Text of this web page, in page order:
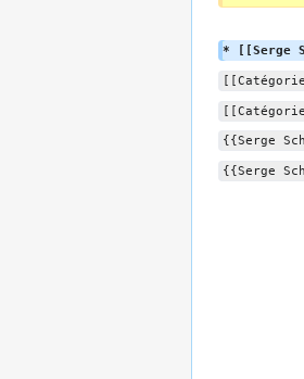
* [[Serge
{{Serge
{{Serge